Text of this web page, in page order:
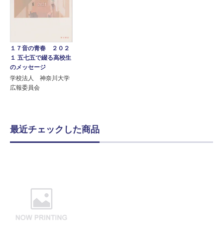
１７音の青春 ２０２
１ 五七五で綴る高校生
のメッセージ
学校法人 神奈川大学
広報委員会
最近チェックした商品